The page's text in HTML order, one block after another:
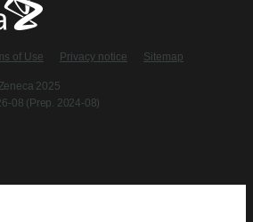
of Use Privacy notice
Sitemap
2025
08 (Prep. 2024-08)